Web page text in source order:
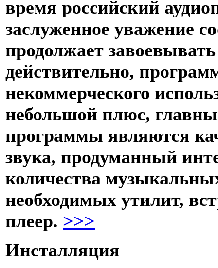
время российский
заслуженное уважение
продолжает
действительно,
некоммерческого
небольшой плюс,
программы являются
звука, продуманный
количества
необходимых утилит,
плеер. >>>
Инсталляция